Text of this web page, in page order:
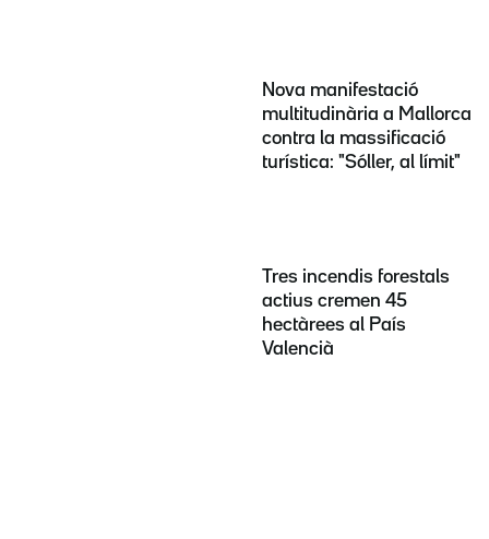
Nova manifestació
multitudinària a Mallorca
contra la massificació
turística: "Sóller, al límit"
Tres incendis forestals
actius cremen 45
hectàrees al País
Valencià